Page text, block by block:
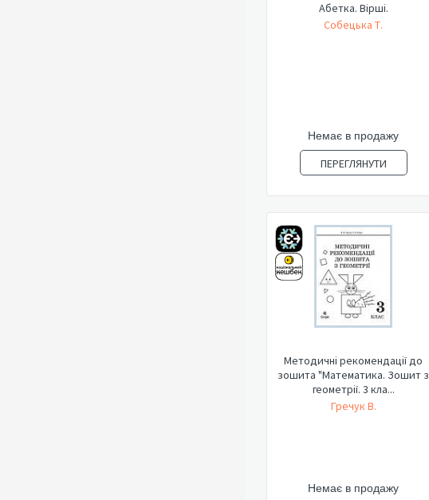
Абетка. Вірші.
Собецька Т.
Немає в продажу
ПЕРЕГЛЯНУТИ
Методичні рекомендації до
зошита "Математика. Зошит з
геометрії. 3 кла...
Гречук В.
Немає в продажу